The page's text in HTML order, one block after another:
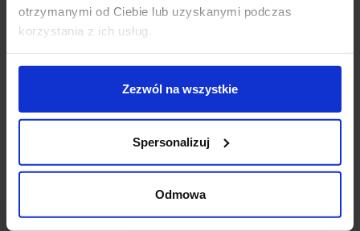
otrzymanymi od Ciebie lub uzyskanymi podczas
korzystania z ich usług.
Zezwól na wszystkie
Spersonalizuj
Odmowa
Parametry techniczne:
Moc max 13W
Napięcie: 110V-240V AC
Średnica klosza 22 cm
Wysokość klosza 14 cm
Materiał metal, tworzywo sztuczne
Klasa szczelności IP20
Producent Novolux